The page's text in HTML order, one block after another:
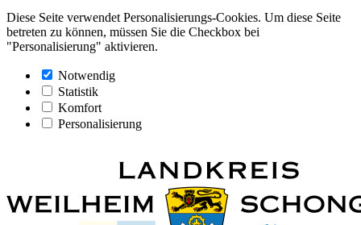
Diese Seite verwendet Personalisierungs-Cookies. Um diese Seite
betreten zu können, müssen Sie die Checkbox bei
"Personalisierung" aktivieren.
Notwendig
Statistik
Komfort
Personalisierung